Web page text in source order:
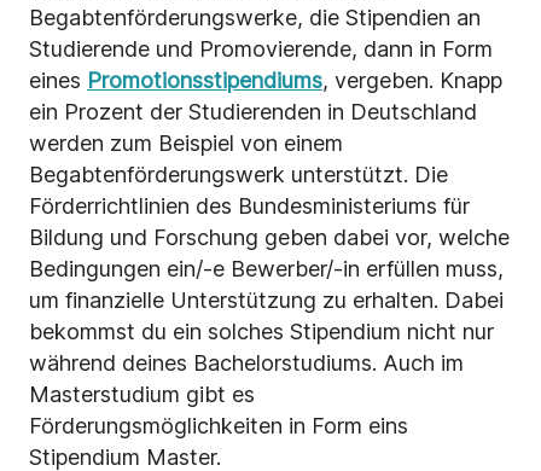
Begabtenförderungswerke, die Stipendien an
Studierende und Promovierende, dann in Form
eines Promotionsstipendiums, vergeben. Knapp
ein Prozent der Studierenden in Deutschland
werden zum Beispiel von einem
Begabtenförderungswerk unterstützt. Die
Förderrichtlinien des Bundesministeriums für
Bildung und Forschung geben dabei vor, welche
Bedingungen ein/-e Bewerber/-in erfüllen muss,
um finanzielle Unterstützung zu erhalten. Dabei
bekommst du ein solches Stipendium nicht nur
während deines Bachelorstudiums. Auch im
Masterstudium gibt es
Förderungsmöglichkeiten in Form eins
Stipendium Master.